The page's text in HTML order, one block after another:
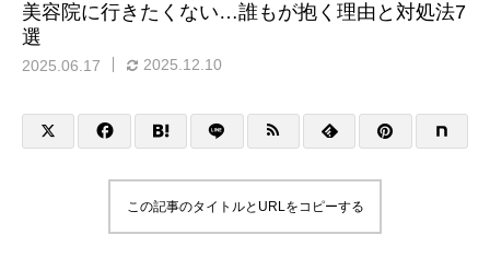
美容院に行きたくない…誰もが抱く理由と対処法7
選
2025.06.17 2025.12.10
この記事のタイトルとURLをコピーする